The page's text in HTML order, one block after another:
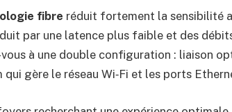
fibre réduit fortement la sensibilité
par une latence plus faible et des
à une double configuration : liaison
qui gère le réseau Wi‑Fi et les ports